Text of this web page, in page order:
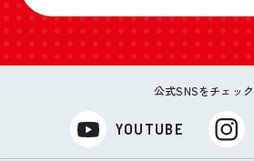
公式SNSをチェック
YOUTUBE